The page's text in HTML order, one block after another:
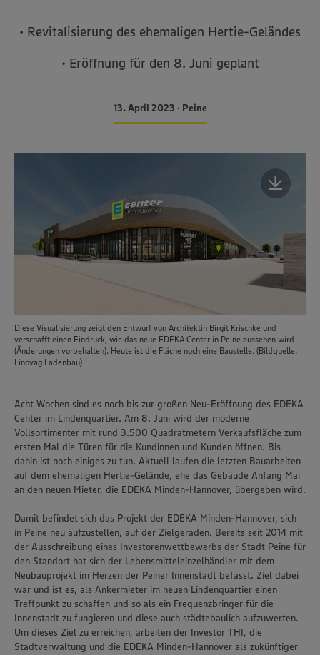
• Revitalisierung des ehemaligen Hertie-Geländes
• Eröffnung für den 8. Juni geplant
13. April 2023 • Peine
Diese Visualisierung zeigt den Entwurf von Architektin Birgit Krischke und
verschafft einen Eindruck, wie das neue EDEKA Center in Peine aussehen wird
(Änderungen vorbehalten). Heute ist die Fläche noch eine Baustelle. (Bildquelle:
Linovag Ladenbau)
Acht Wochen sind es noch bis zur großen Neu-Eröffnung des EDEKA
Center im Lindenquartier. Am 8. Juni wird der moderne
Vollsortimenter mit rund 3.500 Quadratmetern Verkaufsfläche zum
ersten Mal die Türen für die Kundinnen und Kunden öffnen. Bis
dahin ist noch einiges zu tun. Aktuell laufen die letzten Bauarbeiten
auf dem ehemaligen Hertie-Gelände, ehe das Gebäude Anfang Mai
an den neuen Mieter, die EDEKA Minden-Hannover, übergeben wird.
Damit befindet sich das Projekt der EDEKA Minden-Hannover, sich
in Peine neu aufzustellen, auf der Zielgeraden. Bereits seit 2014 mit
der Ausschreibung eines Investorenwettbewerbs der Stadt Peine für
den Standort hat sich der Lebensmitteleinzelhändler mit dem
Neubauprojekt im Herzen der Peiner Innenstadt befasst. Ziel dabei
war und ist es, als Ankermieter im neuen Lindenquartier einen
Treffpunkt zu schaffen und so als ein Frequenzbringer für die
Innenstadt zu fungieren und diese auch städtebaulich aufzuwerten.
Um dieses Ziel zu erreichen, arbeiten der Investor THI, die
Stadtverwaltung und die EDEKA Minden-Hannover als zukünftiger